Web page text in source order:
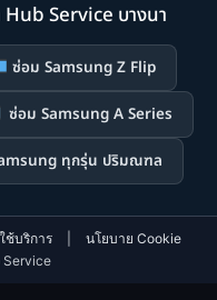
Service บางนา
ซ่อม Samsung Z Flip
ซ่อม Samsung A Series
ทุกรุ่น ปริมณฑล
ช้บริการ
นโยบาย Cookie